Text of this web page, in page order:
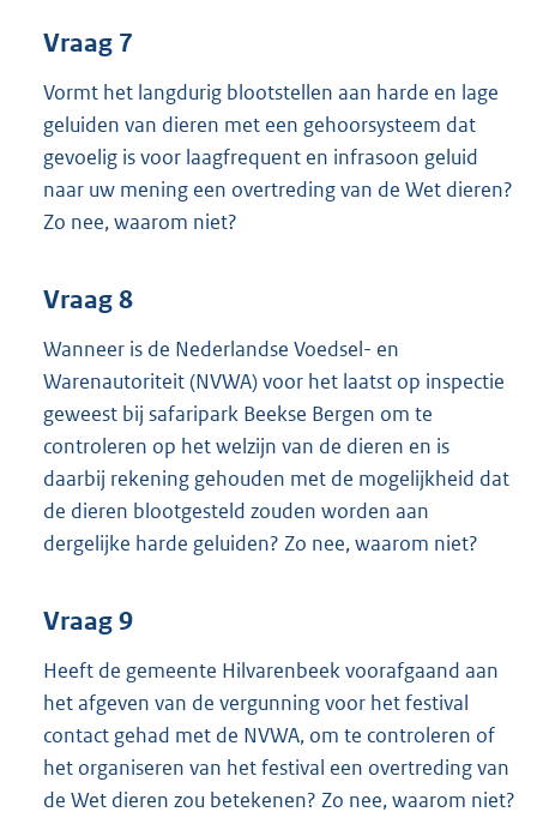
Vraag 7
Vormt het langdurig blootstellen aan harde en lage
geluiden van dieren met een gehoorsysteem dat
gevoelig is voor laagfrequent en infrasoon geluid
naar uw mening een overtreding van de Wet dieren?
Zo nee, waarom niet?
Vraag 8
Wanneer is de Nederlandse Voedsel- en
Warenautoriteit (NVWA) voor het laatst op inspectie
geweest bij safaripark Beekse Bergen om te
controleren op het welzijn van de dieren en is
daarbij rekening gehouden met de mogelijkheid dat
de dieren blootgesteld zouden worden aan
dergelijke harde geluiden? Zo nee, waarom niet?
Vraag 9
Heeft de gemeente Hilvarenbeek voorafgaand aan
het afgeven van de vergunning voor het festival
contact gehad met de NVWA, om te controleren of
het organiseren van het festival een overtreding van
de Wet dieren zou betekenen? Zo nee, waarom niet?